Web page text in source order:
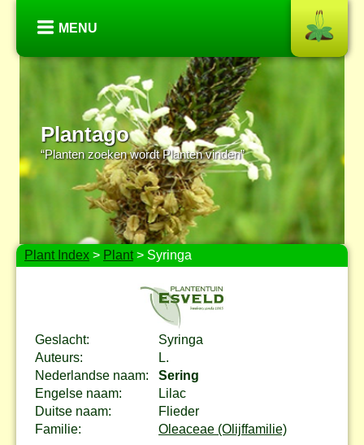
MENU
Plantago
“Planten zoeken wordt Planten vinden”
Plant Index > Plant> Syringa
Geslacht:
Syringa
Auteurs:
L.
Nederlandse naam:
Sering
Engelse naam:
Lilac
Duitse naam:
Flieder
Familie:
Oleaceae (Olijffamilie)